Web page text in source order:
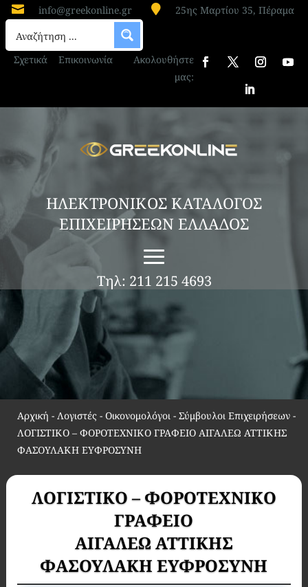
 info@greekonline.gr  25ης Μαρτίου 35, Πέραμα
Σχετικά Επικοινωνία
Ακολουθήστε
μας:
ΗΛΕΚΤΡΟΝΙΚΟΣ ΚΑΤΑΛΟΓΟΣ
ΕΠΙΧΕΙΡΗΣΕΩΝ ΕΛΛΑΔΟΣ
Τηλ: 211 215 4693
Αρχική - Λογιστές - Οικονομολόγοι - Σύμβουλοι Επιχειρήσεων-
ΛΟΓΙΣΤΙΚΟ – ΦΟΡΟΤΕΧΝΙΚΟ ΓΡΑΦΕΙΟ ΑΙΓΑΛΕΩ ΑΤΤΙΚΗΣ
ΦΑΣΟΥΛΑΚΗ ΕΥΦΡΟΣΥΝΗ
ΛΟΓΙΣΤΙΚΟ – ΦΟΡΟΤΕΧΝΙΚΟ
ΓΡΑΦΕΙΟ
ΑΙΓΑΛΕΩ ΑΤΤΙΚΗΣ
ΦΑΣΟΥΛΑΚΗ ΕΥΦΡΟΣΥΝΗ